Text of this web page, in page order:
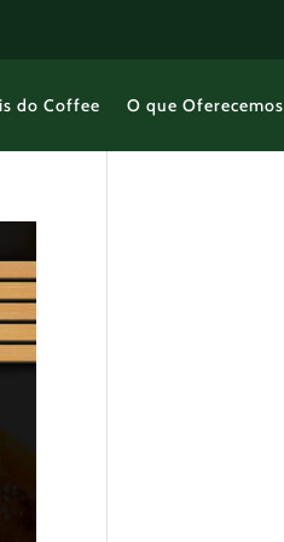
do Coffee O que Oferecemos